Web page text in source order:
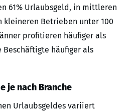
61% Urlaubsgeld, in mittleren
kleineren Betrieben unter 100
profitieren häufiger als
Beschäftigte häufiger als
je nach Branche
Urlaubsgeldes variiert